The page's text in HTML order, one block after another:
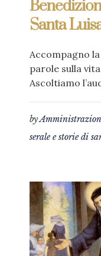
Santa
Accompagno
parole sulla
Ascoltiamo
by
serale e storie di